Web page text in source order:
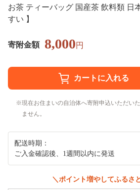
お茶 ティーバッグ 国産茶 飲料類 日
すい 】
寄附金額 8,000円
現在お住まいの自治体へ寄附申込いただい
ません。
配送時期：
ご入金確認後、1週間以内に発送
＼ポイント増やしてふるさ